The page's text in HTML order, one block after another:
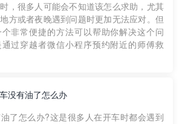
，很多人可能会不知道该怎么求助，尤其
方或者夜晚遇到问题时更加无法应对。但
非常便捷的方法可以帮助你解决这个问
过穿越者微信小程序预约附近的师傅救
没有油了怎么办
了怎么办?这是很多人在开车时都会遇到